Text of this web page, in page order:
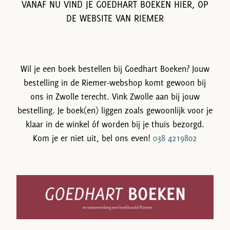
VANAF NU VIND JE GOEDHART BOEKEN HIER, OP
DE WEBSITE VAN RIEMER
Wil je een boek bestellen bij Goedhart Boeken? Jouw
bestelling in de Riemer-webshop komt gewoon bij
ons in Zwolle terecht. Vink Zwolle aan bij jouw
bestelling. Je boek(en) liggen zoals gewoonlijk voor je
klaar in de winkel óf worden bij je thuis bezorgd.
Kom je er niet uit, bel ons even!038 4219802